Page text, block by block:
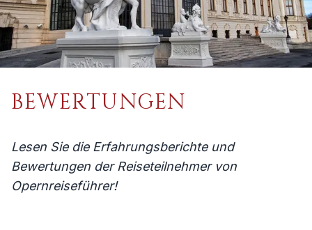
IMPERIAL GALA DINNER
STRAUSS DINNER SHOW
MUSIKVEREIN WIEN
WIENER MOZART KONZERTE
SITZPLÄNE
BEWERTUNGEN
Lesen Sie die Erfahrungsberichte und
Bewertungen der Reiseteilnehmer von
Opernreiseführer!